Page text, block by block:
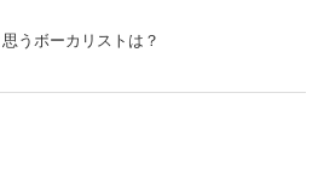
うボーカリストは？